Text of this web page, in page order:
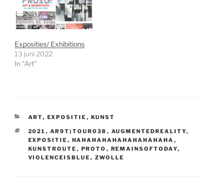
Exposities/ Exhibitions
13 juni 2022
In "Art"
CATEGORIEËN
ART, EXPOSITIE , KUNST
TAGS
2021 , AR9T)TOUR038 , AUGMENTEDREALITY,
EXPOSITIE , HAHAHAHAHAHAHAHAHAHA ,
KUNSTROUTE , PROTO , REMAINSOFTODAY,
VIOLENCEISBLUE , ZWOLLE